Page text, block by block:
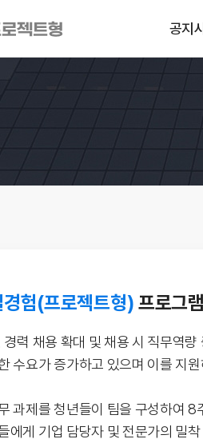
공지
경험(프로젝트형) 프로그램
력 채용 확대 및 채용 시 직무역량
수요가 증가하고 있으며 이를 지
과제를 청년들이 팀을 구성하여
에게 기업 담당자 및 전문가의 밀